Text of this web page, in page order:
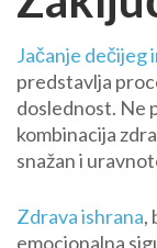
Jačanje dečijeg
predstavlja
doslednost. Ne
kombinacija
snažan i
Zdrava ishrana,
emocionalna